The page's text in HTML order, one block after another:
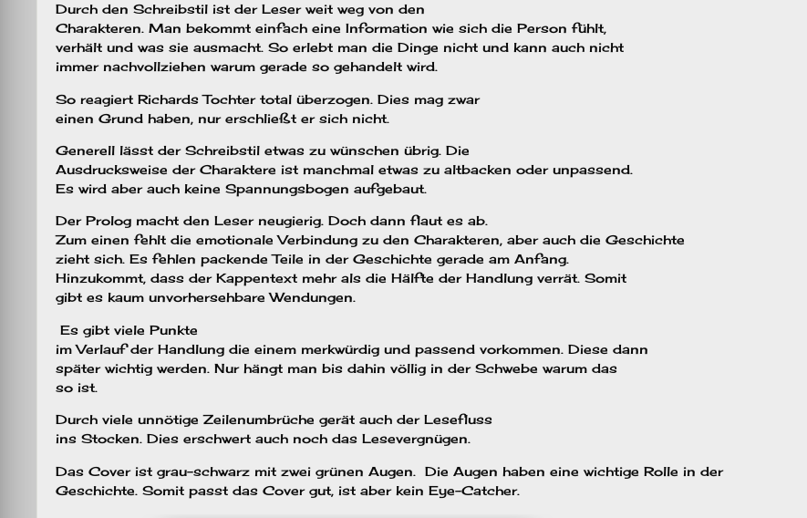
Durch den Schreibstil ist der Leser weit weg von den
Charakteren. Man bekommt einfach eine Information wie sich die Person fühlt,
verhält und was sie ausmacht. So erlebt man die Dinge nicht und kann auch nicht
immer nachvollziehen warum gerade so gehandelt wird.
So reagiert Richards Tochter total überzogen. Dies mag zwar
einen Grund haben, nur erschließt er sich nicht.
Generell lässt der Schreibstil etwas zu wünschen übrig. Die
Ausdrucksweise der Charaktere ist manchmal etwas zu altbacken oder unpassend.
Es wird aber auch keine Spannungsbogen aufgebaut.
Der Prolog macht den Leser neugierig. Doch dann flaut es ab.
Zum einen fehlt die emotionale Verbindung zu den Charakteren, aber auch die Geschichte
zieht sich. Es fehlen packende Teile in der Geschichte gerade am Anfang.
Hinzukommt, dass der Kappentext mehr als die Hälfte der Handlung verrät. Somit
gibt es kaum unvorhersehbare Wendungen.
Es gibt viele Punkte
im Verlauf der Handlung die einem merkwürdig und passend vorkommen. Diese dann
später wichtig werden. Nur hängt man bis dahin völlig in der Schwebe warum das
so ist.
Durch viele unnötige Zeilenumbrüche gerät auch der Lesefluss
ins Stocken. Dies erschwert auch noch das Lesevergnügen.
Das Cover ist grau-schwarz mit zwei grünen Augen. Die Augen haben eine wichtige Rolle in der
Geschichte. Somit passt das Cover gut, ist aber kein Eye-Catcher.